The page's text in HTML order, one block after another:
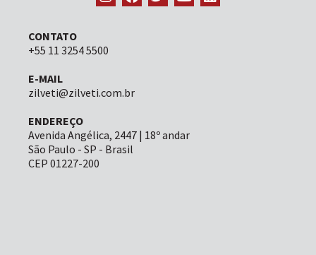
CONTATO
+55 11 3254 5500
E-MAIL
zilveti@zilveti.com.br
ENDEREÇO
Avenida Angélica, 2447 | 18º andar
São Paulo - SP - Brasil
CEP 01227-200